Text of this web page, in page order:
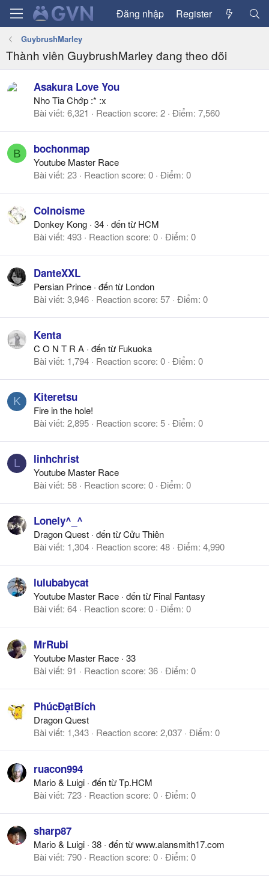
Đăng nhập Register
GuybrushMarley
Thành viên GuybrushMarley đang theo dõi
Asakura Love You
Nho Tia Chớp :* :x
Bài viết 6,321 Reaction score 2 Điểm 7,560
B bochonmap
Youtube Master Race
Bài viết 23 Reaction score 0 Điểm 0
CoInoisme
Donkey Kong · 34 · đến từ HCM
Bài viết 493 Reaction score 0 Điểm 0
DanteXXL
Persian Prince · đến từ London
Bài viết 3,946 Reaction score 57 Điểm 0
Kenta
C O N T R A · đến từ Fukuoka
Bài viết 1,794 Reaction score 0 Điểm 0
K Kiteretsu
Fire in the hole!
Bài viết 2,895 Reaction score 5 Điểm 0
L linhchrist
Youtube Master Race
Bài viết 58 Reaction score 0 Điểm 0
Lonely^_^
Dragon Quest · đến từCửu Thiên
Bài viết 1,304 Reaction score 48 Điểm 4,990
lulubabycat
Youtube Master Race · đến từ Final Fantasy
Bài viết 64 Reaction score 0 Điểm 0
MrRubi
Youtube Master Race · 33
Bài viết 91 Reaction score 36 Điểm 0
PhúcĐạtBích
Dragon Quest
Bài viết 1,343 Reaction score 2,037 Điểm 0
ruacon994
Mario & Luigi · đến từTp.HCM
Bài viết 723 Reaction score 0 Điểm 0
sharp87
Mario & Luigi · 38 · đến từwww.alansmith17.com
Bài viết 790 Reaction score 0 Điểm 0